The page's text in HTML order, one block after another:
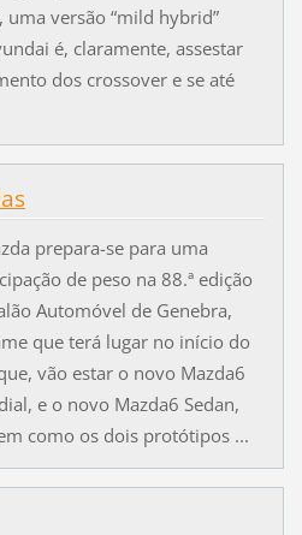
uma versão “mild hybrid”
é, claramente, assestar
dos crossover e se até
prepara-se para uma
de peso na 88.ª edição
Automóvel de Genebra,
que terá lugar no início do
vão estar o novo Mazda6
e o novo Mazda6 Sedan,
como os dois protótipos ...